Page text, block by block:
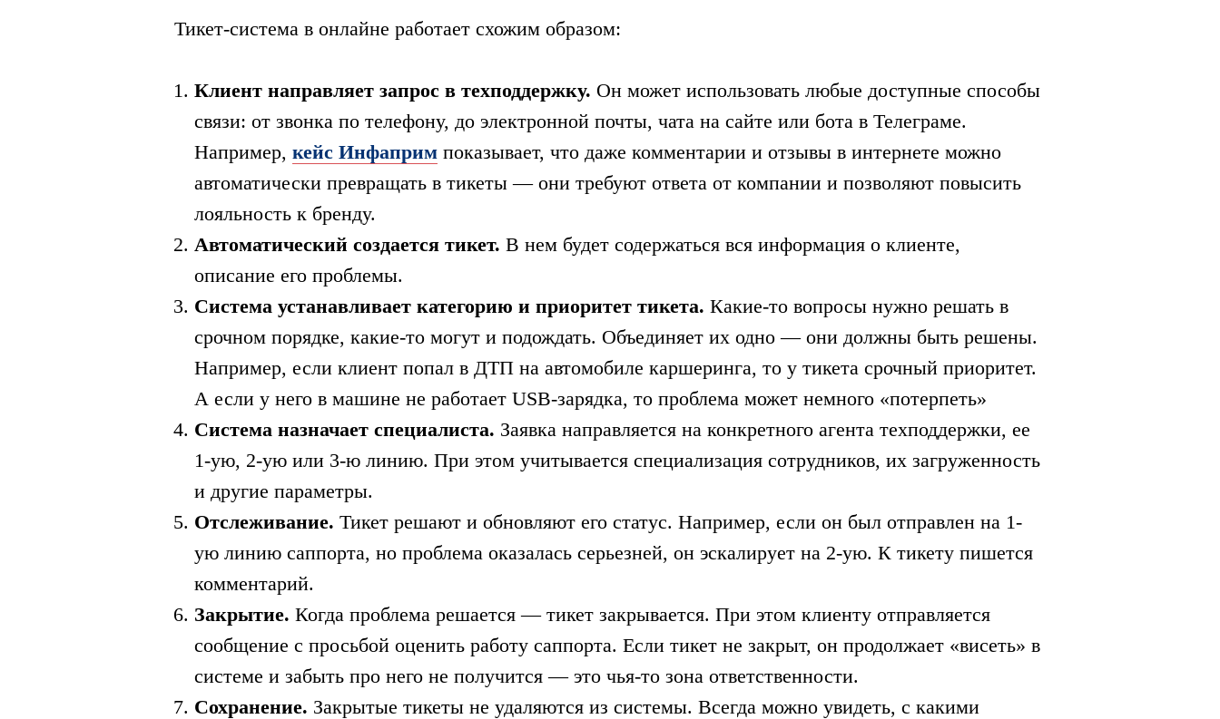
Тикет-система в онлайне работает схожим образом:
Клиент направляет запрос в техподдержку. Он может использовать любые доступные способы
связи: от звонка по телефону, до электронной почты, чата на сайте или бота в Телеграме.
Например, кейс Инфаприм показывает, что даже комментарии и отзывы в интернете можно
автоматически превращать в тикеты — они требуют ответа от компании и позволяют повысить
лояльность к бренду.
Автоматический создается тикет. В нем будет содержаться вся информация о клиенте,
описание его проблемы.
Система устанавливает категорию и приоритет тикета. Какие-то вопросы нужно решать в
срочном порядке, какие-то могут и ‎подождать. Объединяет их одно — они должны быть решены.
Например, если клиент попал в ДТП на автомобиле каршеринга, то у тикета срочный приоритет.
А если у него в машине не работает USB-зарядка, то проблема может немного «‎потерпеть»
Система назначает специалиста. Заявка направляется на конкретного агента техподдержки, ее
1-ую, 2-ую или 3-ю линию. При этом учитывается специализация сотрудников, их загруженность
и другие параметры.
Отслеживание. Тикет решают и обновляют его статус. Например, если он был отправлен на 1-
ую линию саппорта, но проблема оказалась серьезней, он эскалирует на 2-ую. К тикету пишется
комментарий.
Закрытие. Когда проблема решается — тикет закрывается. При этом клиенту отправляется
сообщение с просьбой оценить работу саппорта. Если тикет не закрыт, он продолжает «‎висеть» в
системе и забыть про него не получится — это чья-то зона ответственности.
Сохранение. Закрытые тикеты не удаляются из системы. Всегда можно увидеть, с какими